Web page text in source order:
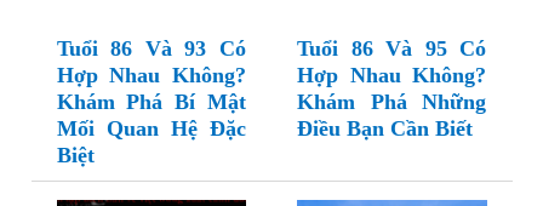
Tuổi 86 Và 93 Có
Hợp Nhau Không?
Khám Phá Bí Mật
Mối Quan Hệ Đặc
Biệt
Tuổi 86 Và 95 Có
Hợp Nhau Không?
Khám Phá Những
Điều Bạn Cần Biết